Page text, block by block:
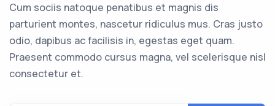
Cum sociis natoque penatibus et magnis dis
parturient montes, nascetur ridiculus mus. Cras justo
odio, dapibus ac facilisis in, egestas eget quam.
Praesent commodo cursus magna, vel scelerisque nisl
consectetur et.